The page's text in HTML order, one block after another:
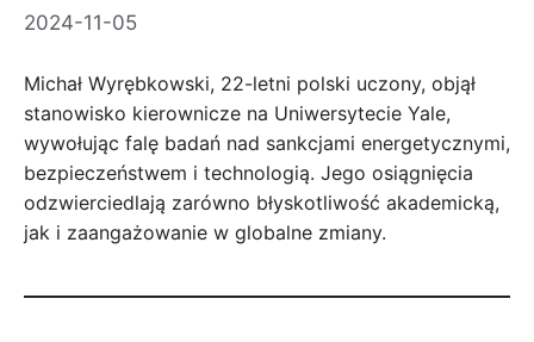
2024-11-05
Michał Wyrębkowski, 22-letni polski uczony, objął
stanowisko kierownicze na Uniwersytecie Yale,
wywołując falę badań nad sankcjami energetycznymi,
bezpieczeństwem i technologią. Jego osiągnięcia
odzwierciedlają zarówno błyskotliwość akademicką,
jak i zaangażowanie w globalne zmiany.